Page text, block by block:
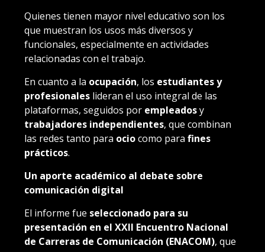
Quienes tienen mayor nivel educativo son los
que muestran los usos más diversos y
funcionales, especialmente en actividades
relacionadas con el trabajo.
En cuanto a la ocupación, los estudiantes y
profesionales lideran el uso integral de las
plataformas, seguidos por empleadosy
trabajadores independientes, que combinan
las redes tanto para ociocomo para fines
prácticos.
Un aporte académico al debate sobre
comunicación digital
El informe fue seleccionado para su
presentación en el XXII Encuentro Nacional
de Carreras de Comunicación (ENACOM), que